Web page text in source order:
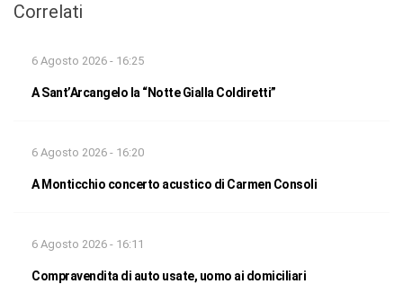
Correlati
6 Agosto 2026 - 16:25
A Sant’Arcangelo la “Notte Gialla Coldiretti”
6 Agosto 2026 - 16:20
A Monticchio concerto acustico di Carmen Consoli
6 Agosto 2026 - 16:11
Compravendita di auto usate, uomo ai domiciliari